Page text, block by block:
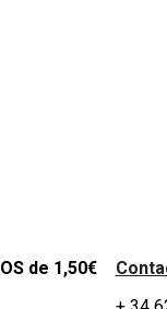
de 1,50€